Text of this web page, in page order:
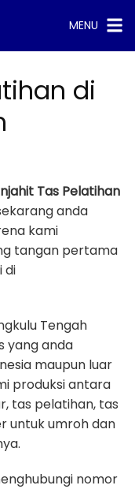
MENU
di
Tas Pelatihan
anda
kami
tangan pertama
di
Tengah
yang anda
maupun luar
produksi antara
tas pelatihan, tas
untuk umroh dan
nomor